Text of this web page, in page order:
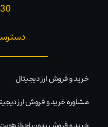
)​
خرید و فروش ارز دیجیتال
مشاوره خرید و فروش ارز